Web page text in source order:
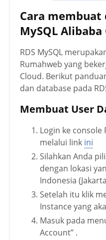
Cara membuat
MySQL Alibaba
RDS MySQL
Rumahweb yang
Cloud. Berikut
dan database pada
Membuat User
Login ke console
melalui link ini
Silahkan Anda
dengan lokasi
Indonesia
Setelah itu klik
Instance yang
Masuk pada
Account” .